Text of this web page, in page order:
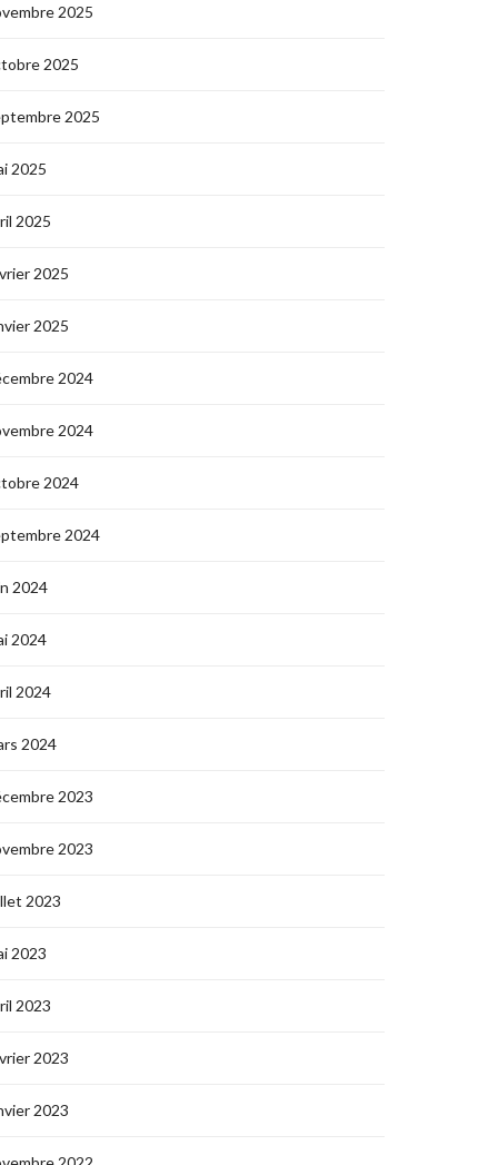
2025
2025
2025
2025
2025
2025
2025
2024
2024
2024
2024
2024
2024
2024
2024
2023
2023
2023
2023
2023
2023
2023